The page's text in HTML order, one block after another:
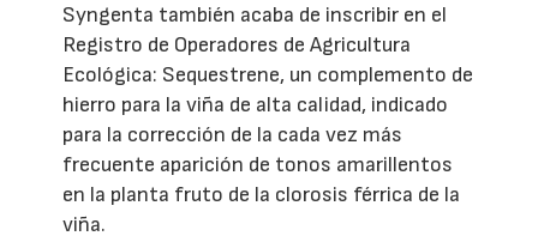
Syngenta también acaba de inscribir en el
Registro de Operadores de Agricultura
Ecológica: Sequestrene, un complemento de
hierro para la viña de alta calidad, indicado
para la corrección de la cada vez más
frecuente aparición de tonos amarillentos
en la planta fruto de la clorosis férrica de la
viña.